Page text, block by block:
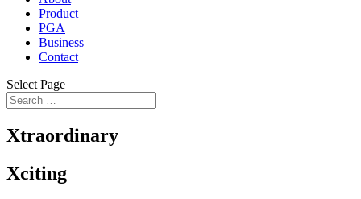
Product
PGA
Business
Contact
Select Page
Xtraordinary
Xciting